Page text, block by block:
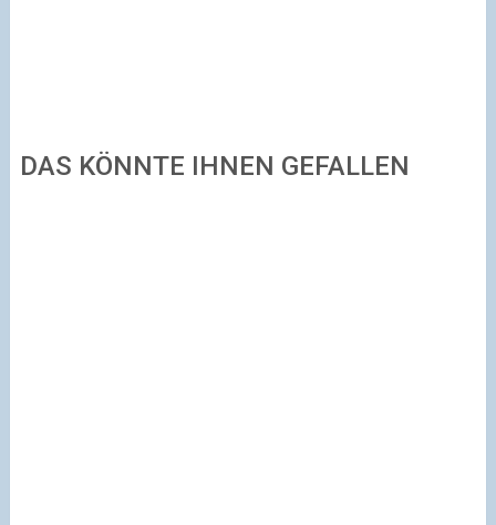
DAS KÖNNTE IHNEN GEFALLEN